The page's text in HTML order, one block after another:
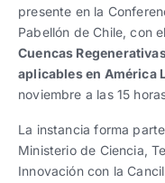
presente en la
Pabellón de Chile, con
Cuencas
aplicables en América
noviembre a las 15
La instancia forma
Ministerio de Ciencia,
Innovación con la